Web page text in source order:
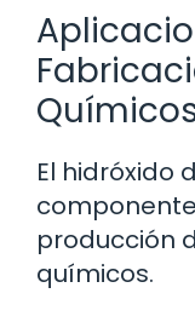
El hidróxido
producción
químicos.